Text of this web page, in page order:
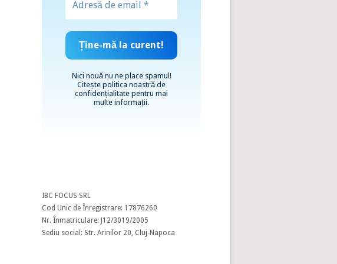
Nici nouă nu ne place spamul!
Citește politica noastră de
confidențialitate pentru mai
multe informații.
IBC FOCUS SRL
Cod Unic de Înregistrare: 17876260
Nr. Înmatriculare: J12/3019/2005
Sediu social: Str. Arinilor 20, Cluj-Napoca